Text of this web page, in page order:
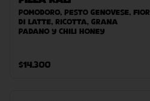
Pomodoro, pesto genovese, fior
di latte, ricotta, grana
padano y chili honey
$14.300